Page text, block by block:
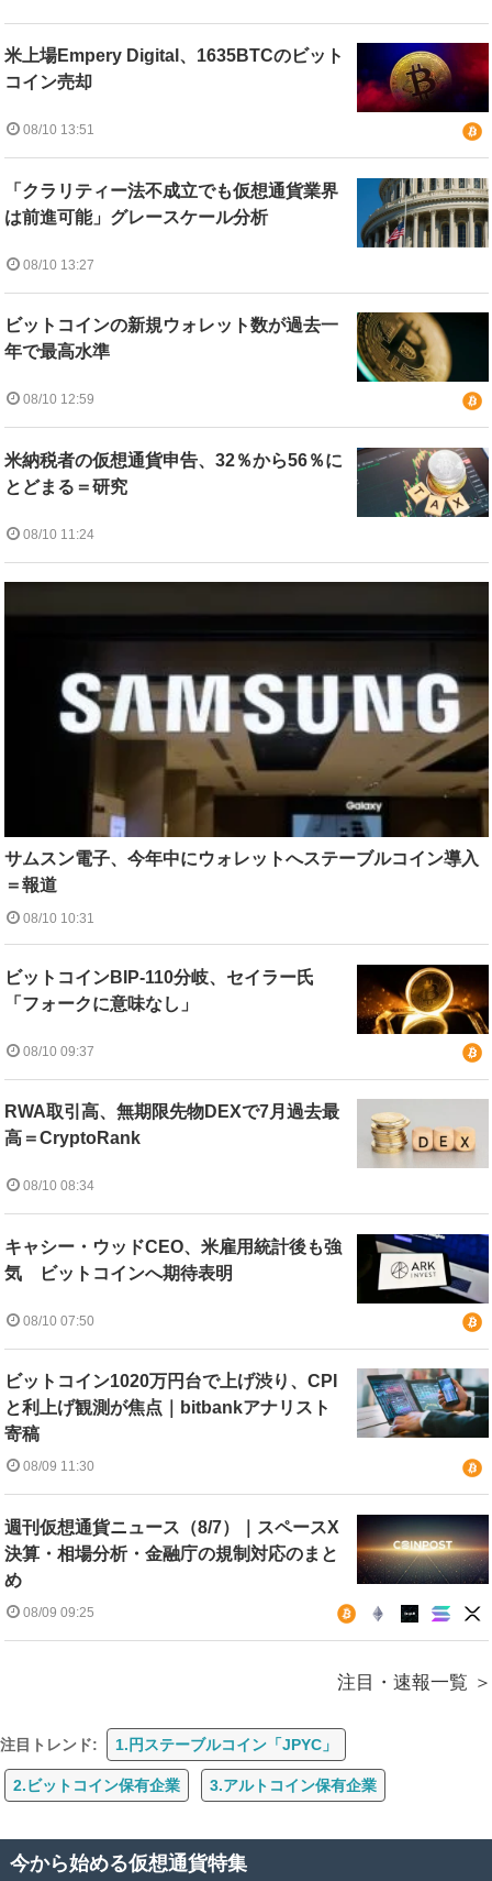
米上場Empery Digital、1635BTCのビット
コイン売却
08/10 13:51
「クラリティー法不成立でも仮想通貨業界
は前進可能」グレースケール分析
08/10 13:27
ビットコインの新規ウォレット数が過去一
年で最高水準
08/10 12:59
米納税者の仮想通貨申告、32％から56％に
とどまる＝研究
08/10 11:24
サムスン電子、今年中にウォレットへステーブルコイン導入
＝報道
08/10 10:31
ビットコインBIP-110分岐、セイラー氏
「フォークに意味なし」
08/10 09:37
RWA取引高、無期限先物DEXで7月過去最
高＝CryptoRank
08/10 08:34
キャシー・ウッドCEO、米雇用統計後も強
気 ビットコインへ期待表明
08/10 07:50
ビットコイン1020万円台で上げ渋り、CPI
と利上げ観測が焦点｜bitbankアナリスト
寄稿
08/09 11:30
週刊仮想通貨ニュース（8/7）｜スペースX
決算・相場分析・金融庁の規制対応のまと
め
08/09 09:25
注目・速報一覧
注目トレンド: 1.円ステーブルコイン「JPYC」
2.ビットコイン保有企業 3.アルトコイン保有企業
今から始める仮想通貨特集